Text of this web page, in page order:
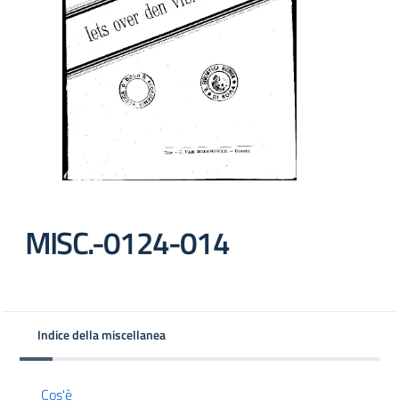
MISC.-0124-014
Indice della miscellanea
Cos'è